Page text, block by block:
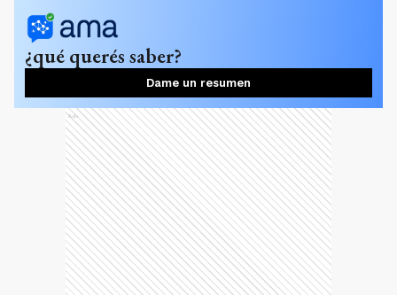
¿qué querés saber?
Dame un resumen
Ads